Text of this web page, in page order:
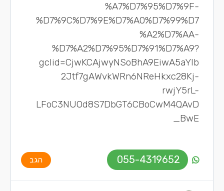
%A7%D7%95%D7%9F-
%D7%9C%D7%9E%D7%A0%D7%99%D7
%A2%D7%AA-
%D7%A2%D7%95%D7%91%D7%A9?
gclid=CjwKCAjwyNSoBhA9EiwA5aYlb
2Jtf7gAWvkWRn6NReHkxc28Kj-
rwjY5rL-
LFoC3NUOd8S7DbGT6CBoCwM4QAvD
_BwE
055-4319652 הגב